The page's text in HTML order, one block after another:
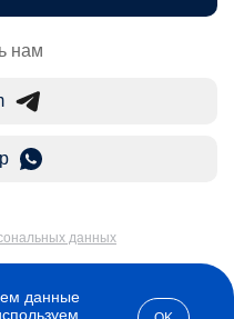
нам
данных
образование в России.
данные